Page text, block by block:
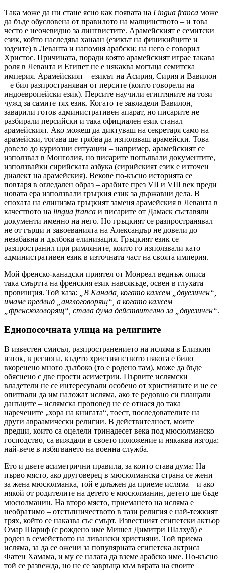
Така може да ни стане ясно как появата на Lingua franca може
да бъде обусловена от правилото на малцинството – и това
често е неочевидно за лингвистите. Арамейският е семитски
език, който наследява ханаан (езикът на финикийците и
юдеите) в Леванта и напомня арабски; на него е говорил
Христос. Причината, поради която арамейският играе такава
роля в Леванта и Египет не е някаква могъща семитска
империя. Арамейският – езикът на Асирия, Сирия и Вавилон
– е бил разпространяван от персите (които говорели на
индоевропейски език). Персите научили египтяните на този
чужд за самите тях език. Когато те завладели Вавилон,
заварили готов административен апарат, но писарите не
разбирали персийски и така официален език станал
арамейският. Ако можеш да диктуваш на секретаря само на
арамейски, тогава ще трябва да използваш арамейски. Това
довело до куриозни ситуации – например, арамейският се
използвал в Монголия, но писарите попълвали документите,
използвайки сирийската азбука (сирийският език е източен
диалект на арамейския). Векове по-късно историята се
повтаря в огледален образ – арабите през VII и VIII век преди
новата ера използвали гръцкия език за държавни дела. В
епохата на елинизма гръцкият заменя арамейския в Леванта в
качеството на lingua franca и писарите от Дамаск съставяли
документи именно на него. Но гръцкият се разпространявал
не от гърци и завоеванията на Александър не довели до
незабавна и дълбока елинизация. Гръцкият език се
разпространил при римляните, които го използвали като
административен език в източната част на своята империя.
Moй френско-канадски приятел от Монреал веднъж описа
така смъртта на френския език навсякъде, освен в глухата
провинция. Той каза: „В Канада, когато кажем „двуезичен“,
имаме предвид „англоговорящ“, а когато кажем
„френскоговорящ“, става дума действително за „двуезичен“.
Еднопосочната улица на религиите
В известен смисъл, разпространението на исляма в Близкия
изток, в региона, където християнството някога е било
вкоренено много дълбоко (то е родено там), може да бъде
обяснено с две прости асиметрии. Първите ислямски
владетели не се интересували особено от християните и не се
опитвали да им наложат исляма, ако те редовно си плащали
данъците – ислямска проповед не се отнася до така
наречените „хора на книгата“, тоест, последователите на
други авраамически религии. В действителност, моите
предци, които са оцелели тринадесет века под мюсюлманско
господство, са виждали в своето положение и някаква изгода:
най-вече в избягването на военна служба.
Ето и двете асиметрични правила, за които става дума: На
първо място, ако друговерец в мюсюлманска страна се жени
за жена мюсюлманка, той е длъжен да приеме исляма – и ако
някой от родителите на детето е мюсюлманин, детето ще бъде
мюсюлманин. На второ място, приемането на исляма е
необратимо – отстъпничеството в тази религия е най-тежкият
грях, който се наказва със смърт. Известният египетски актьор
Омар Шариф (с рождено име Мишел Димитри Шалхуб) е
роден в семейството на ливански християни. Той приема
исляма, за да се ожени за популярната египетска актриса
Фатен Хамама, и му се налага да вземе арабско име. По-късно
той се развежда, но не се завръща към вярата на своите